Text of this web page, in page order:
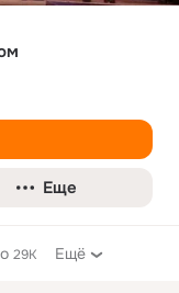
Еще
29K Ещё